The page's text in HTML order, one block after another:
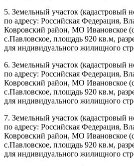
5. Земельный участок (кадастровый
по адресу: Российская Федерация,
Ковровский район, МО Ивановское
с.Павловское, площадь 920 кв.м,
для индивидуального жилищного
6. Земельный участок (кадастровый
по адресу: Российская Федерация,
Ковровский район, МО Ивановское
с.Павловское, площадь 920 кв.м,
для индивидуального жилищного
7. Земельный участок (кадастровый
по адресу: Российская Федерация,
Ковровский район, МО Ивановское
с.Павловское, площадь 920 кв.м,
для индивидуального жилищного